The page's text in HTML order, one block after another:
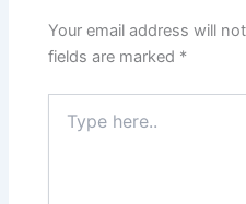
Your email address will
fields are marked *
here..